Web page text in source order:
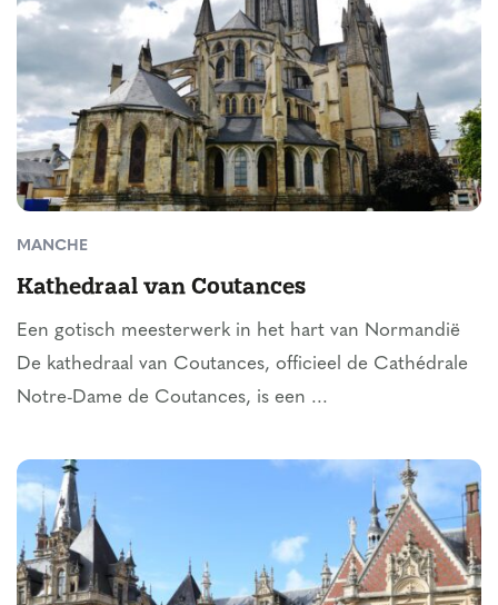
MANCHE
Kathedraal van Coutances
Een gotisch meesterwerk in het hart van Normandië
De kathedraal van Coutances, officieel de Cathédrale
Notre-Dame de Coutances, is een ...